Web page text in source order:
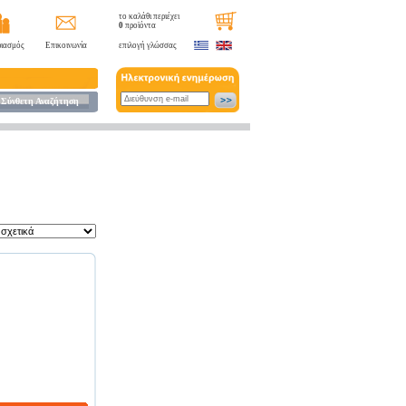
Επικοινωνία
Σύνθετη Αναζήτηση
το καλάθι περιέχει
0 προϊόντα
επιλογή γλώσσας